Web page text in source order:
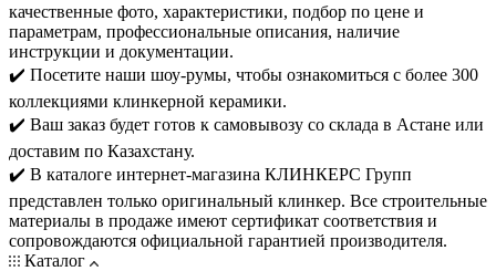
качественные фото, характеристики, подбор по цене и
параметрам, профессиональные описания, наличие
инструкции и документации.
✔️ Посетите наши шоу-румы, чтобы ознакомиться с более 300
коллекциями клинкерной керамики.
✔️ Ваш заказ будет готов к самовывозу со склада в Астане или
доставим по Казахстану.
✔️ В каталоге интернет-магазина КЛИНКЕРС Групп
представлен только оригинальный клинкер. Все строительные
материалы в продаже имеют сертификат соответствия и
сопровождаются официальной гарантией производителя.
Каталог